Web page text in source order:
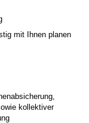
mit Ihnen planen
kollektiver